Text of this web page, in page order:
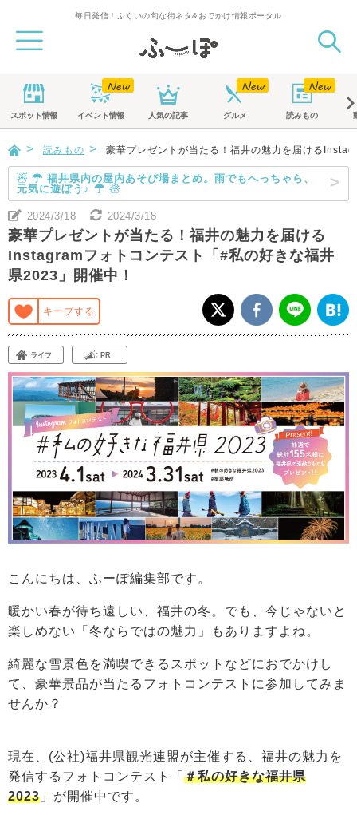
毎日発信！ふくいの旬な街ネタ&おでかけ情報ポータル
スポット情報 イベント情報 人気の記事 グルメ 読みもの
読みもの 豪華プレゼントが当たる！福井の魅力を届ける
☃ ☂ 福井県内の屋内あそび場まとめ。雨でもへっちゃら、
元気に遊ぼう♪ ☂ ☃
2024/3/18 2024/3/18
豪華プレゼントが当たる！福井の魅力を届ける
Instagramフォトコンテスト「#私の好きな福井
県2023」開催中！
キープする
ライフ PR
こんにちは、ふーぽ編集部です。
暖かい春が待ち遠しい、福井の冬。でも、今じゃないと
楽しめない「冬ならではの魅力」もありますよね。
綺麗な雪景色を満喫できるスポットなどにおでかけし
て、豪華景品が当たるフォトコンテストに参加してみま
せんか？
現在、 (公社)福井県観光連盟が主催する、福井の魅力を
発信するフォトコンテスト「 ＃私の好きな福井県
2023 」が開催中です。